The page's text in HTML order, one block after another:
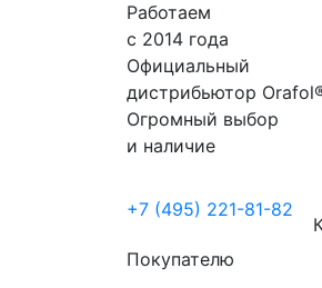
Работаем
с 2014 года
Официальный
дистрибьютор
Огромный выбор
и наличие
+7 (495) 221-81-82
Покупателю